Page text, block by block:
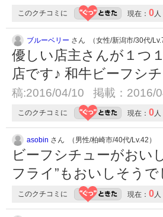
このクチコミに 現在： 0人
ブルーベリー さん （女性/新潟市/30代/
優しい店主さんが１つ
店です♪ 和牛ビーフシ
稿:2016/04/10 掲載：2016/
このクチコミに 現在： 0人
asobin さん （男性/柏崎市/40代/Lv.42）
ビーフシチューがおい
フライ”もおいしそうで
このクチコミに 現在： 0人